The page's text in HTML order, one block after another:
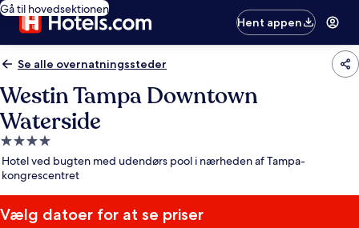
Gå til hovedsektionen
Hent appen
Se alle overnatningssteder
Westin Tampa Downtown
Waterside
4.0-
stjernet
overnatningssted
Hotel ved bugten med udendørs pool i nærheden af Tampa-
kongrescentret
Vælg datoer for at se priser